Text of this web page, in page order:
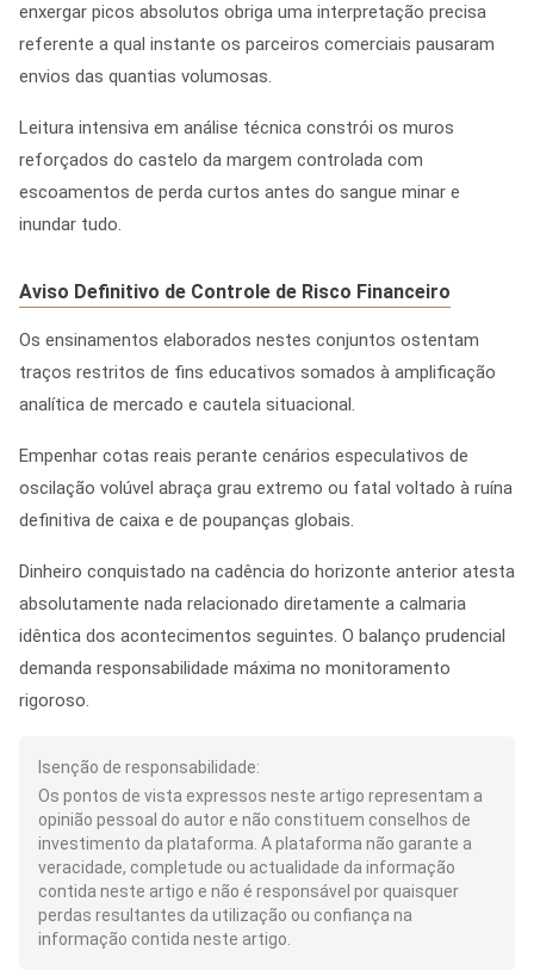
enxergar picos absolutos obriga uma interpretação precisa
referente a qual instante os parceiros comerciais pausaram
envios das quantias volumosas.
Leitura intensiva em análise técnica constrói os muros
reforçados do castelo da margem controlada com
escoamentos de perda curtos antes do sangue minar e
inundar tudo.
Aviso Definitivo de Controle de Risco Financeiro
Os ensinamentos elaborados nestes conjuntos ostentam
traços restritos de fins educativos somados à amplificação
analítica de mercado e cautela situacional.
Empenhar cotas reais perante cenários especulativos de
oscilação volúvel abraça grau extremo ou fatal voltado à ruína
definitiva de caixa e de poupanças globais.
Dinheiro conquistado na cadência do horizonte anterior atesta
absolutamente nada relacionado diretamente a calmaria
idêntica dos acontecimentos seguintes. O balanço prudencial
demanda responsabilidade máxima no monitoramento
rigoroso.
Isenção de responsabilidade:
Os pontos de vista expressos neste artigo representam a
opinião pessoal do autor e não constituem conselhos de
investimento da plataforma. A plataforma não garante a
veracidade, completude ou actualidade da informação
contida neste artigo e não é responsável por quaisquer
perdas resultantes da utilização ou confiança na
informação contida neste artigo.